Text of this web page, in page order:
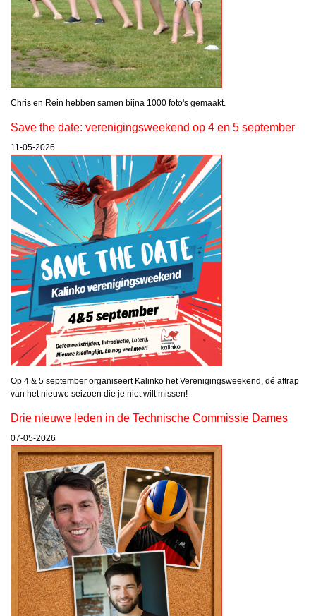
Chris en Rein hebben samen bijna 1000 foto's gemaakt.
Save the date: verenigingsweekend op 4 en 5 september
11-05-2026
Op 4 & 5 september organiseert Kalinko het Verenigingsweekend, dé aftrap
van het nieuwe seizoen die je niet wilt missen!
Drie nieuwe leden in de Technische Commissie Dames
07-05-2026